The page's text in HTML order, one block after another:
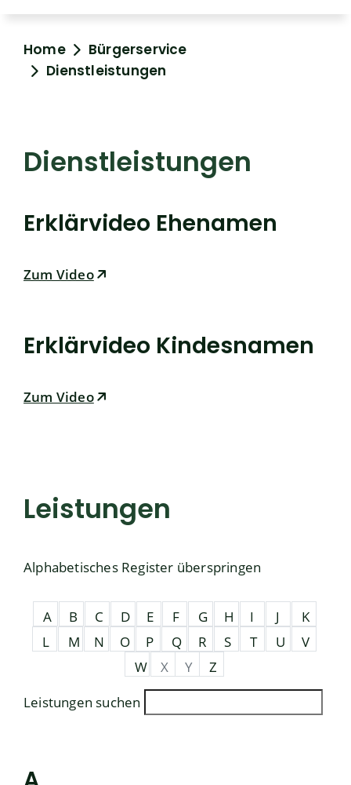
Home
Bürgerservice
Dienstleistungen
Dienstleistungen
Erklärvideo Ehenamen
Zum Video
Erklärvideo Kindesnamen
Zum Video
Leistungen
Alphabetisches Register überspringen
A B C D E F G H I J
K
L
M N O P Q R S T U
V
W
X Y
Z
Leistungen suchen